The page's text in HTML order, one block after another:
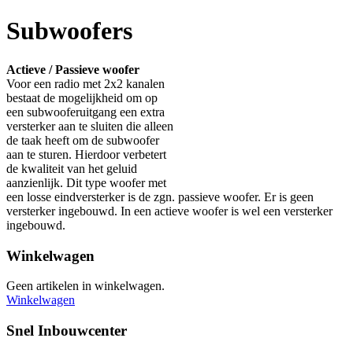
Subwoofers
Actieve / Passieve woofer
Voor een radio met 2x2 kanalen
bestaat de mogelijkheid om op
een subwooferuitgang een extra
versterker aan te sluiten die alleen
de taak heeft om de subwoofer
aan te sturen. Hierdoor verbetert
de kwaliteit van het geluid
aanzienlijk. Dit type woofer met
een losse eindversterker is de zgn. passieve woofer. Er is geen
versterker ingebouwd. In een actieve woofer is wel een versterker
ingebouwd.
Winkelwagen
Geen artikelen in winkelwagen.
Winkelwagen
Snel Inbouwcenter